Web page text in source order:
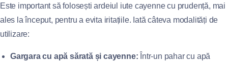
Este important să folosești ardeiul iute cayenne cu prudență, mai
ales la început, pentru a evita iritațiile. Iată câteva modalități de
utilizare:
Gargara cu apă sărată și cayenne: Într-un pahar cu apă